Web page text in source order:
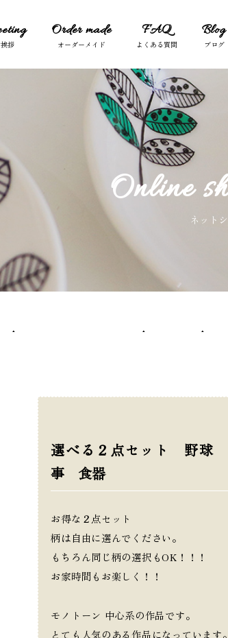
Order made FAQ Blog
Online
ネット
選べる２点セット 野球
事 食器
お得な２点セット
柄は自由に選んでください。
もちろん同じ柄の選択もOK！！！
お家時間もお楽しく！！
モノトーン 中心系の作品です。
とても人気のある作品になっています。